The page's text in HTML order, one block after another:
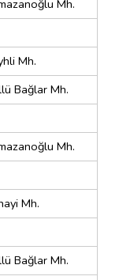
Mh.
Mh.
Bağlar Mh.
Mh.
Mh.
Bağlar Mh.